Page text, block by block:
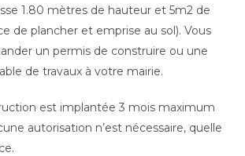
1.80 mètres de hauteur et 5m2 de
de plancher et emprise au sol). Vous
un permis de construire ou une
de travaux à votre mairie.
est implantée 3 mois maximum
autorisation n’est nécessaire, quelle